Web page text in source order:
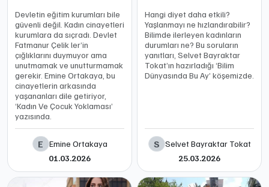
Devletin eğitim kurumları bile
güvenli değil. Kadın cinayetleri
kurumlara da sıçradı. Devlet
Fatmanur Çelik ler’in
çığlıklarını duymuyor ama
unutmamak ve unutturmamak
gerekir. Emine Ortakaya, bu
cinayetlerin arkasında
yaşananları dile getiriyor,
‘Kadın Ve Çocuk Yoklaması’
yazısında.
E
Emine Ortakaya
01.03.2026
Hangi diyet daha etkili?
Yaşlanmayı ne hızlandırabilir?
Bilimde ilerleyen kadınların
durumları ne? Bu soruların
yanıtları, Selvet Bayraktar
Tokat’ın hazırladığı ‘Bilim
Dünyasında Bu Ay’ köşemizde.
S Selvet Bayraktar Tokat
25.03.2026